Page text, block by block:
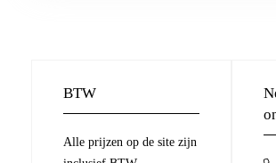
BTW
Alle prijzen op de site zijn